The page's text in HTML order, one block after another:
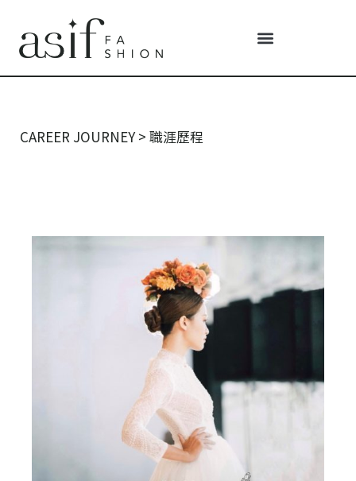
CAREER JOURNEY > 職涯歷程